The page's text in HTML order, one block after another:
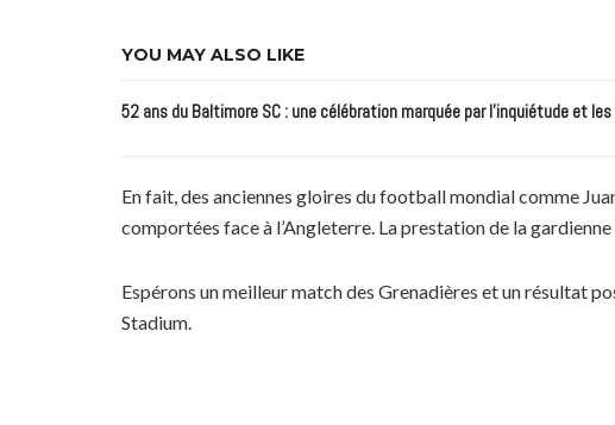
YOU MAY ALSO LIKE
52 ans du Baltimore SC : une célébration marquée par l’inquiétude et
En fait, des anciennes gloires du football mondial comme
comportées face à l’Angleterre. La prestation de la
Espérons un meilleur match des Grenadières et un résultat
Stadium.